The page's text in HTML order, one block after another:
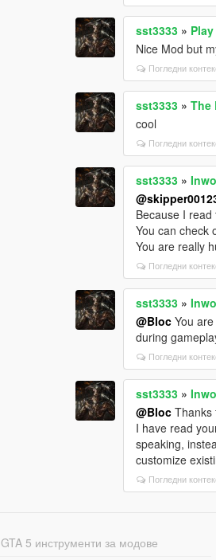
sst3333 »
Nice Mod but
Погледни
sst3333 »The
cool
Погледни
sst3333 »
Because I
You can check
You are really
Погледни
sst3333 »
@Bloc You
during
Погледни
sst3333 »
@Bloc Thanks
I have read
speaking,
customize
Погледни
GTA 5 инструменти за модове